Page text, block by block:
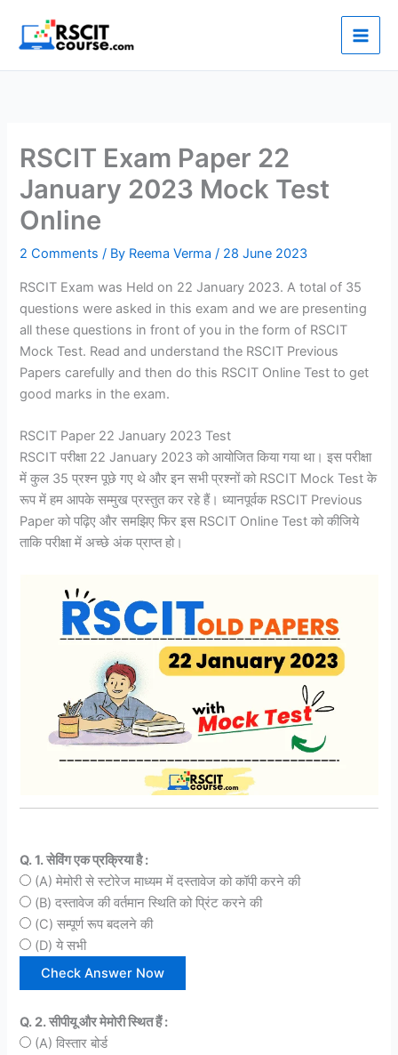
content
RSCIT Exam Paper 22
January 2023 Mock Test
Online
2 Comments / By Reema Verma/ 28 June 2023
RSCIT Exam was Held on 22 January 2023. A total of 35
questions were asked in this exam and we are presenting
all these questions in front of you in the form of RSCIT
Mock Test. Read and understand the RSCIT Previous
Papers carefully and then do this RSCIT Online Test to get
good marks in the exam.
RSCIT Paper 22 January 2023 Test
RSCIT परीक्षा 22 January 2023 को आयोजित किया गया था। इस परीक्षा
में कुल 35 प्रश्न पूछे गए थे और इन सभी प्रश्नों को RSCIT Mock Test के
रूप में हम आपके सम्मुख प्रस्तुत कर रहे हैं। ध्यानपूर्वक RSCIT Previous
Paper को पढ़िए और समझिए फिर इस RSCIT Online Test को कीजिये
ताकि परीक्षा में अच्छे अंक प्राप्त हो।
Q. 1. सेविंग एक प्रक्रिया है :
(A) मेमोरी से स्टोरेज माध्यम में दस्तावेज को कॉपी करने की
(B) दस्तावेज की वर्तमान स्थिति को प्रिंट करने की
(C) सम्पूर्ण रूप बदलने की
(D) ये सभी
Q. 2. सीपीयू और मेमोरी स्थित हैं :
(A) विस्तार बोर्ड